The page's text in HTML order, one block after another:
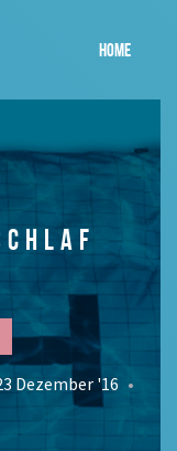
HOME
Dezember '16